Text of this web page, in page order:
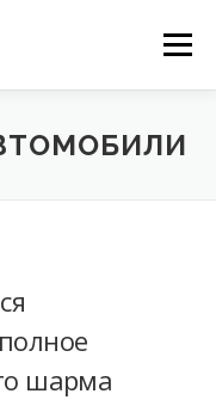
Меню
шарма